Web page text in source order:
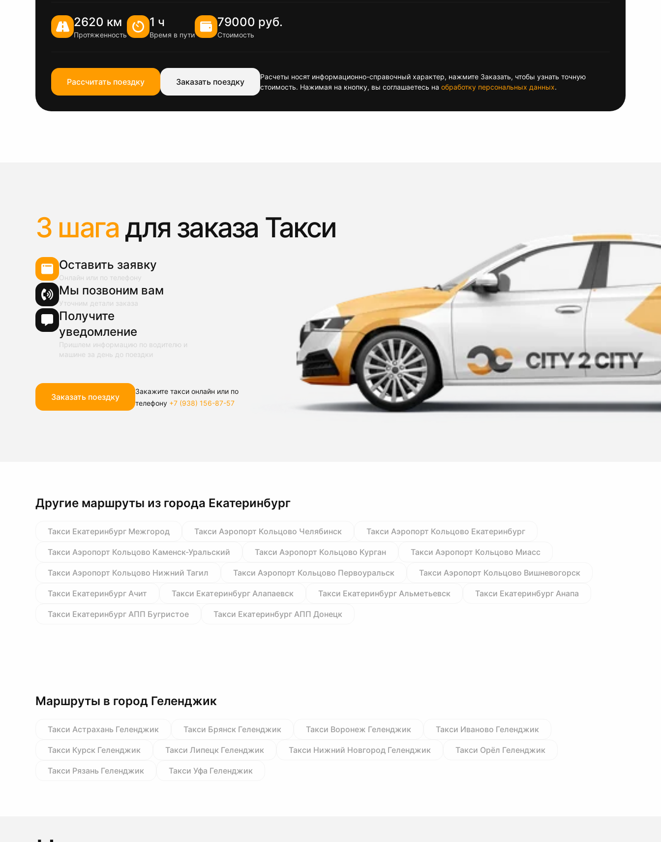
2620 км
Протяженность
1 ч
Время в пути
79000 руб.
Стоимость
Рассчитать поездку Заказать поездку
Расчеты носят информационно-справочный характер, нажмите Заказать, чтобы узнать точную
стоимость. Нажимая на кнопку, вы соглашаетесь на обработку персональных данных.
3 шага для заказа Такси
Оставить заявку
Онлайн или по телефону
Мы позвоним вам
Уточним детали заказа
Получите
уведомление
Пришлем информацию по водителю и
машине за день до поездки
Заказать поездку
Закажите такси онлайн или по
телефону +7 (938) 156-87-57
Другие маршруты из города Екатеринбург
Такси Екатеринбург Межгород Такси Аэропорт Кольцово Челябинск Такси Аэропорт Кольцово Екатеринбург
Такси Аэропорт Кольцово Каменск-Уральский Такси Аэропорт Кольцово Курган Такси Аэропорт Кольцово Миасс
Такси Аэропорт Кольцово Нижний Тагил Такси Аэропорт Кольцово Первоуральск Такси Аэропорт Кольцово Вишневогорск
Такси Екатеринбург Ачит Такси Екатеринбург Алапаевск Такси Екатеринбург Альметьевск Такси Екатеринбург Анапа
Такси Екатеринбург АПП Бугристое Такси Екатеринбург АПП Донецк
Маршруты в город Геленджик
Такси Астрахань Геленджик Такси Брянск Геленджик Такси Воронеж Геленджик Такси Иваново Геленджик
Такси Курск Геленджик Такси Липецк Геленджик Такси Нижний Новгород Геленджик Такси Орёл Геленджик
Такси Рязань Геленджик Такси Уфа Геленджик